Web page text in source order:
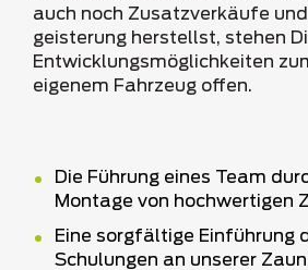
auch noch Zusatzverkäufe
geisterung herstellst, stehen
Entwicklungsmöglichkeiten
eigenem Fahrzeug offen.
Die Führung eines Team
Montage von hochwertigen
Eine sorgfältige Einführung
Schulungen an unserer